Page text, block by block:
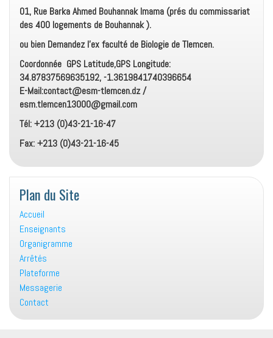
01, Rue Barka Ahmed Bouhannak Imama (prés du commissariat
des 400 logements de Bouhannak ).
ou bien Demandez l’ex faculté de Biologie de Tlemcen.
Coordonnée GPS Latitude,GPS Longitude:
34.87837569635192, -1.3619841740396654
E-Mail:contact@esm-tlemcen.dz /
esm.tlemcen13000@gmail.com
Tél: +213 (0)43-21-16-47
Fax: +213 (0)43-21-16-45
Plan du Site
Accueil
Enseignants
Organigramme
Arrêtés
Plateforme
Messagerie
Contact